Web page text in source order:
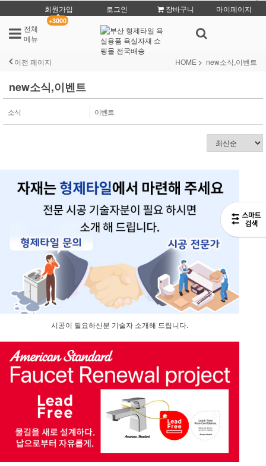
회원가입
+3000
로그인 장바구니
마이페이지
전체
메뉴
이전 페이지 HOME new소식,이벤트
new소식,이벤트
소식 이벤트
시공이 필요하신분 기술자 소개해 드립니다.